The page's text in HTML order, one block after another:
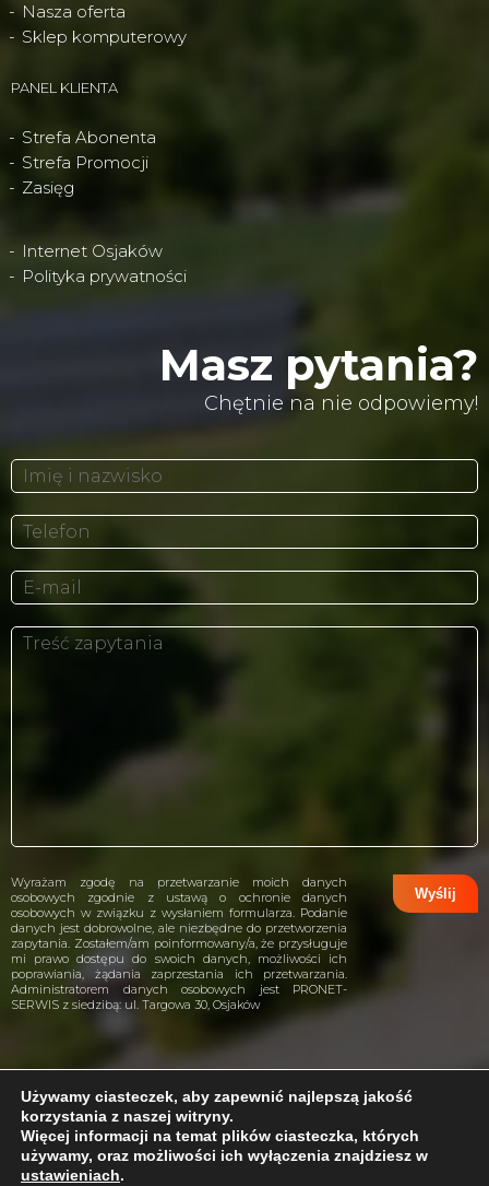
Problem z internetem?
Nasza oferta
Sklep komputerowy
PANEL KLIENTA
Strefa Abonenta
Strefa Promocji
Zasięg
Internet Osjaków
Polityka prywatności
Masz pytania?
Chętnie na nie odpowiemy!
Wyrażam zgodę na przetwarzanie moich danych
osobowych zgodnie z ustawą o ochronie danych
osobowych w związku z wysłaniem formularza. Podanie
danych jest dobrowolne, ale niezbędne do przetworzenia
zapytania. Zostałem/am poinformowany/a, że przysługuje
mi prawo dostępu do swoich danych, możliwości ich
poprawiania, żądania zaprzestania ich przetwarzania.
Administratorem danych osobowych jest PRONET-
SERWIS z siedzibą: ul. Targowa 30, Osjaków
projekt i wykonanie:CreativeHeads.pl
Używamy ciasteczek, aby zapewnić najlepszą jakość
korzystania z naszej witryny.
Więcej informacji na temat plików ciasteczka, których
używamy, oraz możliwości ich wyłączenia znajdziesz w
ustawieniach.